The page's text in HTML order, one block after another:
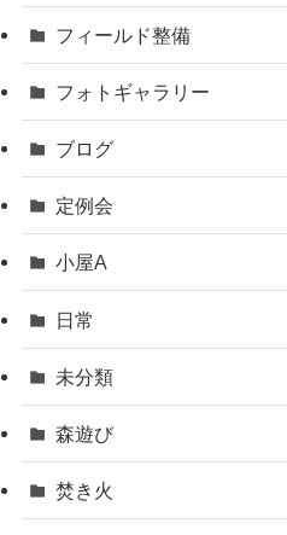
フィールド整備
フォトギャラリー
ブログ
定例会
小屋A
日常
未分類
森遊び
焚き火